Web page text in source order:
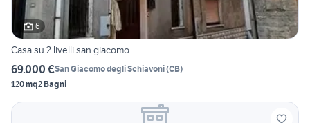
6
Casa su 2 livelli san giacomo
69.000 €San Giacomo degli Schiavoni(CB)
120 mq2 Bagni